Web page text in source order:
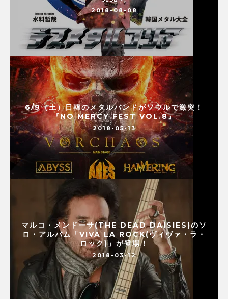
2018-08-08
6/9（土）日韓のメタルバンドがソウルで激突！
『NO MERCY FEST VOL.8』
2018-05-13
マルコ・メンドーサ(THE DEAD DAISIES)のソ
ロ・アルバム「VIVA LA ROCK(ヴィヴァ・ラ・
ロック)」が登場！
2018-03-12